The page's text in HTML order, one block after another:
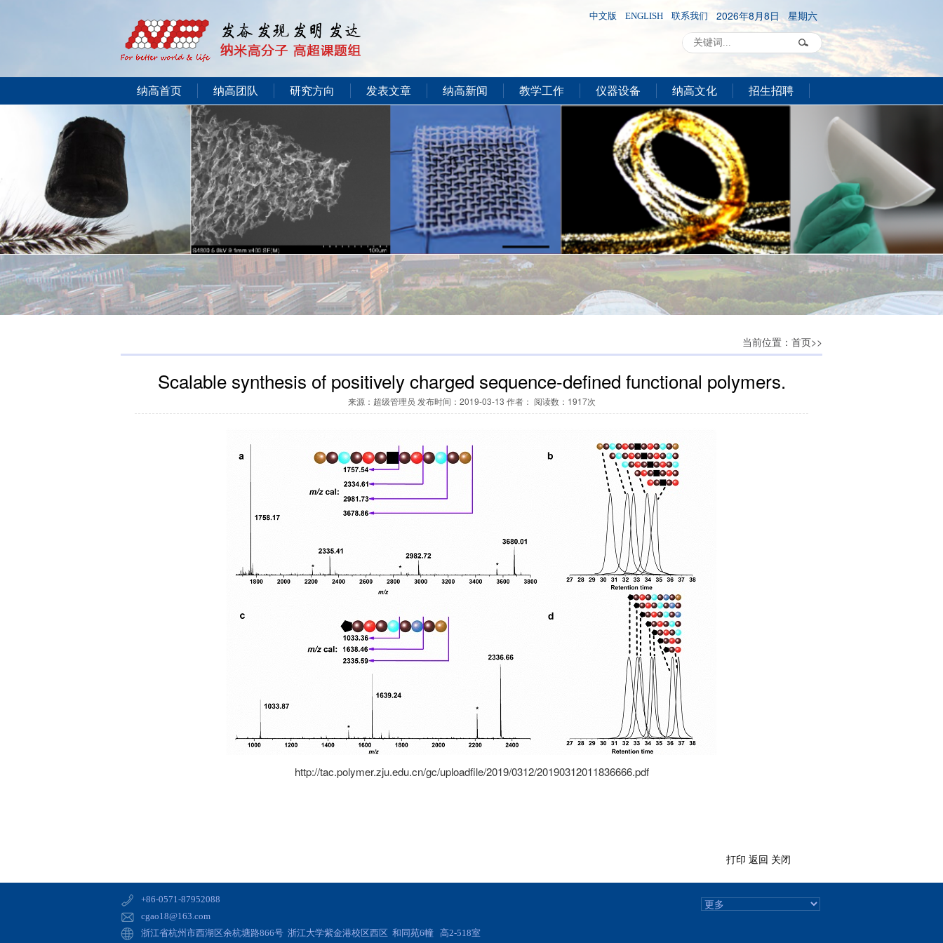
中文版 ENGLISH 联系我们 2026年8月8日 星期六
纳高首页 纳高团队 研究方向 发表文章 纳高新闻 教学工作 仪器设备 纳高文化 招生招聘
当前位置： 首页>>
Scalable synthesis of positively charged sequence-defined functional polymers.
来源：超级管理员 发布时间：2019-03-13 作者： 阅读数：1917次
http://tac.polymer.zju.edu.cn/gc/uploadfile/2019/0312/20190312011836666.pdf
打印 返回 关闭
+86-0571-87952088
cgao18@163.com
浙江省杭州市西湖区余杭塘路866号 浙江大学紫金港校区西区 和同苑6幢 高2-518室